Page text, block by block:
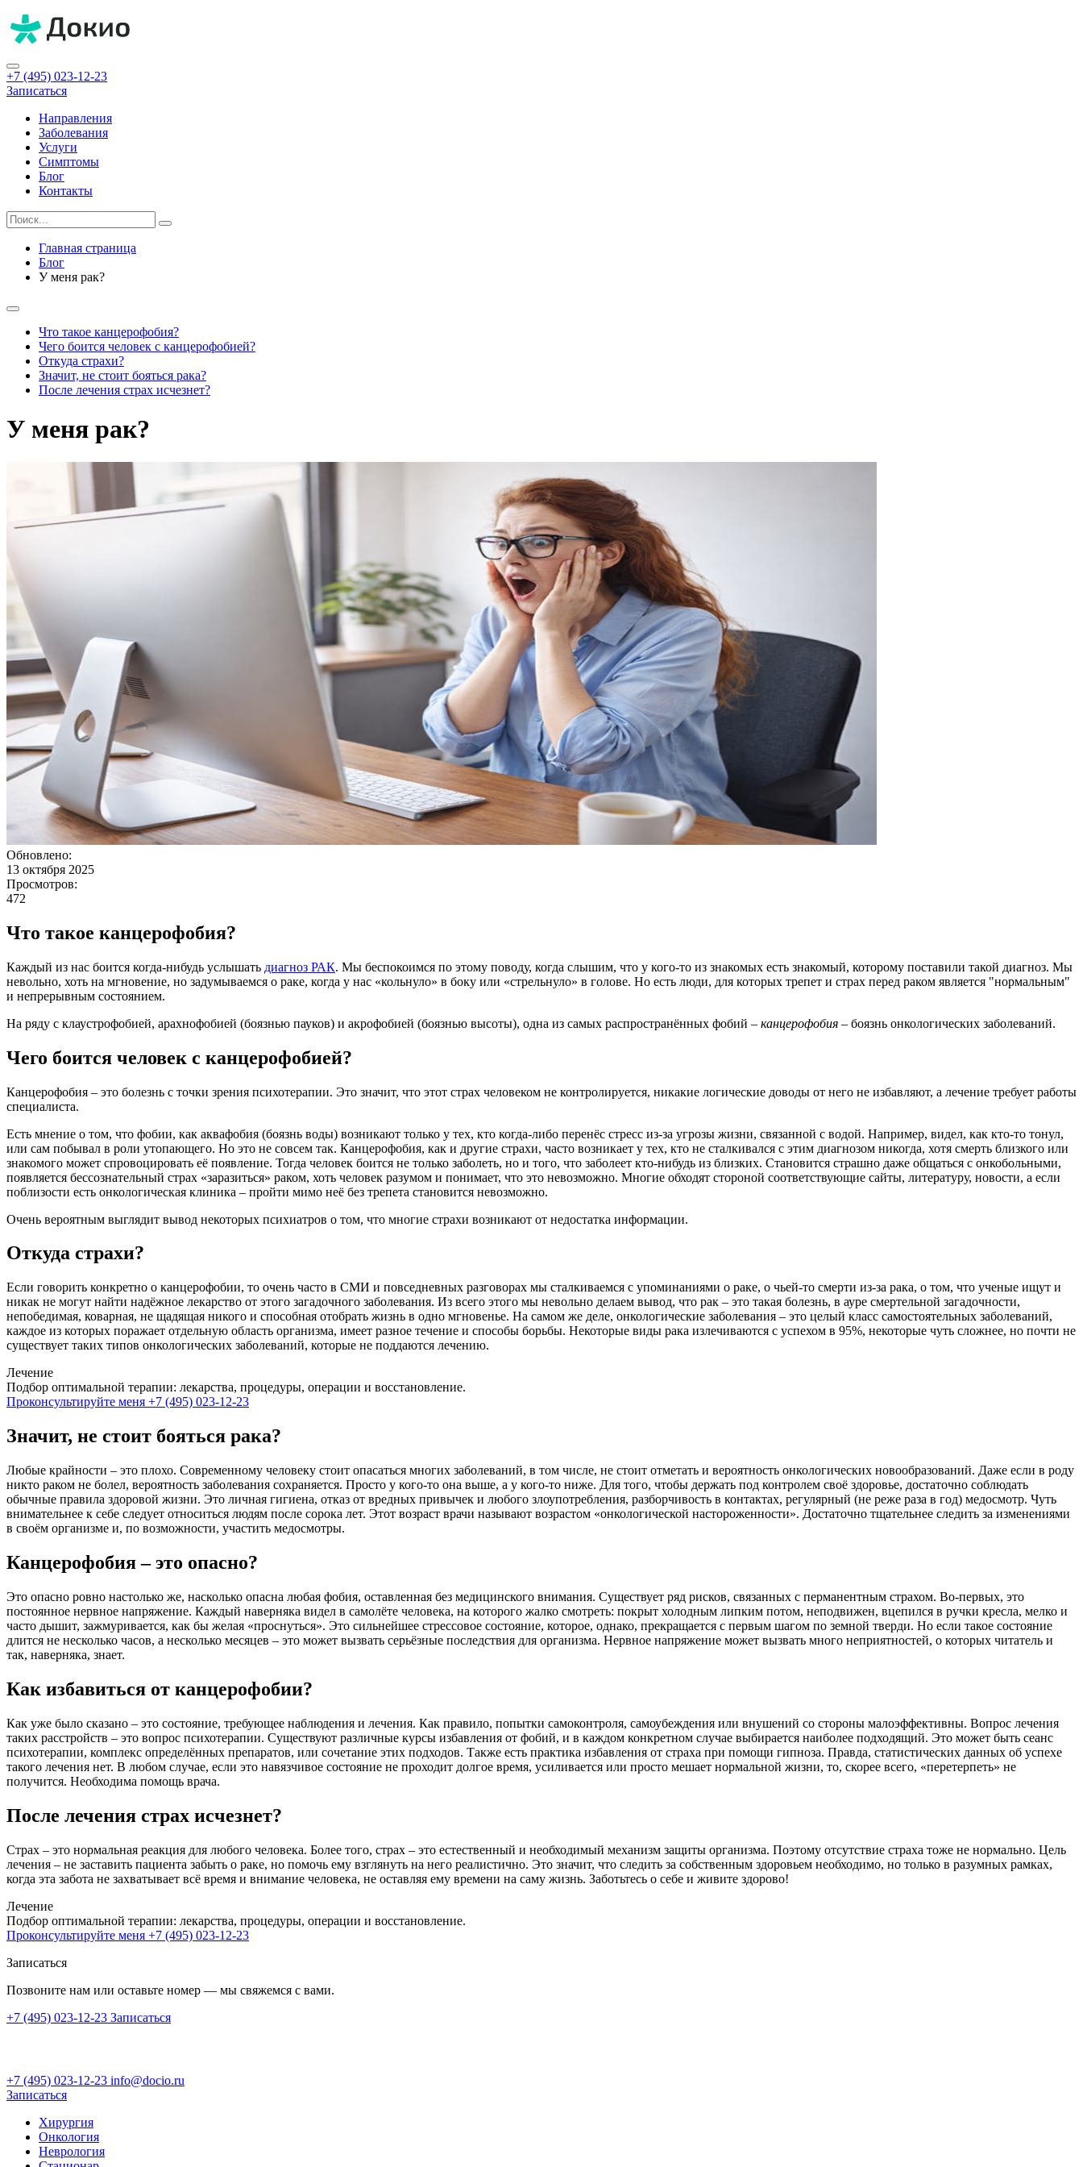
+7 (495) 023-12-23
Записаться
Направления
Заболевания
Услуги
Симптомы
Блог
Контакты
Главная страница
Блог
У меня рак?
Что такое канцерофобия?
Чего боится человек с канцерофобией?
Откуда страхи?
Значит, не стоит бояться рака?
После лечения страх исчезнет?
У меня рак?
Обновлено:
13 октября 2025
Просмотров:
472
Что такое канцерофобия?
Каждый из нас боится когда-нибудь услышать диагноз РАК. Мы беспокоимся по этому поводу, когда слышим, что у кого-то из знакомых есть знакомый, которому поставили такой диагноз. Мы
невольно, хоть на мгновение, но задумываемся о раке, когда у нас «кольнуло» в боку или «стрельнуло» в голове. Но есть люди, для которых трепет и страх перед раком является "нормальным"
и непрерывным состоянием.
На ряду с клаустрофобией, арахнофобией (боязнью пауков) и акрофобией (боязнью высоты), одна из самых распространённых фобий – канцерофобия – боязнь онкологических заболеваний.
Чего боится человек с канцерофобией?
Канцерофобия – это болезнь с точки зрения психотерапии. Это значит, что этот страх человеком не контролируется, никакие логические доводы от него не избавляют, а лечение требует работы
специалиста.
Есть мнение о том, что фобии, как аквафобия (боязнь воды) возникают только у тех, кто когда-либо перенёс стресс из-за угрозы жизни, связанной с водой. Например, видел, как кто-то тонул,
или сам побывал в роли утопающего. Но это не совсем так. Канцерофобия, как и другие страхи, часто возникает у тех, кто не сталкивался с этим диагнозом никогда, хотя смерть близкого или
знакомого может спровоцировать её появление. Тогда человек боится не только заболеть, но и того, что заболеет кто-нибудь из близких. Становится страшно даже общаться с онкобольными,
появляется бессознательный страх «заразиться» раком, хоть человек разумом и понимает, что это невозможно. Многие обходят стороной соответствующие сайты, литературу, новости, а если
поблизости есть онкологическая клиника – пройти мимо неё без трепета становится невозможно.
Очень вероятным выглядит вывод некоторых психиатров о том, что многие страхи возникают от недостатка информации.
Откуда страхи?
Если говорить конкретно о канцерофобии, то очень часто в СМИ и повседневных разговорах мы сталкиваемся с упоминаниями о раке, о чьей-то смерти из-за рака, о том, что ученые ищут и
никак не могут найти надёжное лекарство от этого загадочного заболевания. Из всего этого мы невольно делаем вывод, что рак – это такая болезнь, в ауре смертельной загадочности,
непобедимая, коварная, не щадящая никого и способная отобрать жизнь в одно мгновенье. На самом же деле, онкологические заболевания – это целый класс самостоятельных заболеваний,
каждое из которых поражает отдельную область организма, имеет разное течение и способы борьбы. Некоторые виды рака излечиваются с успехом в 95%, некоторые чуть сложнее, но почти не
существует таких типов онкологических заболеваний, которые не поддаются лечению.
Лечение
Подбор оптимальной терапии: лекарства, процедуры, операции и восстановление.
Проконсультируйте меня +7 (495) 023-12-23
Значит, не стоит бояться рака?
Любые крайности – это плохо. Современному человеку стоит опасаться многих заболеваний, в том числе, не стоит отметать и вероятность онкологических новообразований. Даже если в роду
никто раком не болел, вероятность заболевания сохраняется. Просто у кого-то она выше, а у кого-то ниже. Для того, чтобы держать под контролем своё здоровье, достаточно соблюдать
обычные правила здоровой жизни. Это личная гигиена, отказ от вредных привычек и любого злоупотребления, разборчивость в контактах, регулярный (не реже раза в год) медосмотр. Чуть
внимательнее к себе следует относиться людям после сорока лет. Этот возраст врачи называют возрастом «онкологической настороженности». Достаточно тщательнее следить за изменениями
в своём организме и, по возможности, участить медосмотры.
Канцерофобия – это опасно?
Это опасно ровно настолько же, насколько опасна любая фобия, оставленная без медицинского внимания. Существует ряд рисков, связанных с перманентным страхом. Во-первых, это
постоянное нервное напряжение. Каждый наверняка видел в самолёте человека, на которого жалко смотреть: покрыт холодным липким потом, неподвижен, вцепился в ручки кресла, мелко и
часто дышит, зажмуривается, как бы желая «проснуться». Это сильнейшее стрессовое состояние, которое, однако, прекращается с первым шагом по земной тверди. Но если такое состояние
длится не несколько часов, а несколько месяцев – это может вызвать серьёзные последствия для организма. Нервное напряжение может вызвать много неприятностей, о которых читатель и
так, наверняка, знает.
Как избавиться от канцерофобии?
Как уже было сказано – это состояние, требующее наблюдения и лечения. Как правило, попытки самоконтроля, самоубеждения или внушений со стороны малоэффективны. Вопрос лечения
таких расстройств – это вопрос психотерапии. Существуют различные курсы избавления от фобий, и в каждом конкретном случае выбирается наиболее подходящий. Это может быть сеанс
психотерапии, комплекс определённых препаратов, или сочетание этих подходов. Также есть практика избавления от страха при помощи гипноза. Правда, статистических данных об успехе
такого лечения нет. В любом случае, если это навязчивое состояние не проходит долгое время, усиливается или просто мешает нормальной жизни, то, скорее всего, «перетерпеть» не
получится. Необходима помощь врача.
После лечения страх исчезнет?
Страх – это нормальная реакция для любого человека. Более того, страх – это естественный и необходимый механизм защиты организма. Поэтому отсутствие страха тоже не нормально. Цель
лечения – не заставить пациента забыть о раке, но помочь ему взглянуть на него реалистично. Это значит, что следить за собственным здоровьем необходимо, но только в разумных рамках,
когда эта забота не захватывает всё время и внимание человека, не оставляя ему времени на саму жизнь. Заботьтесь о себе и живите здорово!
Лечение
Подбор оптимальной терапии: лекарства, процедуры, операции и восстановление.
Проконсультируйте меня +7 (495) 023-12-23
Записаться
Позвоните нам или оставьте номер — мы свяжемся с вами.
+7 (495) 023-12-23 Записаться
+7 (495) 023-12-23 info@docio.ru
Записаться
Хирургия
Онкология
Неврология